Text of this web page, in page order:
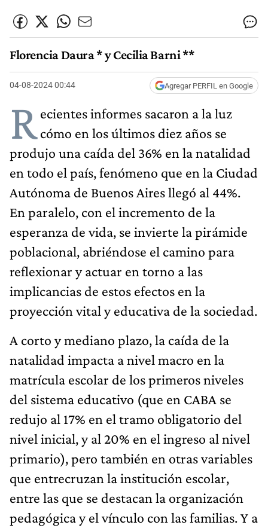
Florencia Daura * y Cecilia Barni **
04-08-2024 00:44 Agregar PERFIL en Google
Recientes informes sacaron a la luz
cómo en los últimos diez años se
produjo una caída del 36% en la natalidad
en todo el país, fenómeno que en la Ciudad
Autónoma de Buenos Aires llegó al 44%.
En paralelo, con el incremento de la
esperanza de vida, se invierte la pirámide
poblacional, abriéndose el camino para
reflexionar y actuar en torno a las
implicancias de estos efectos en la
proyección vital y educativa de la sociedad.
A corto y mediano plazo, la caída de la
natalidad impacta a nivel macro en la
matrícula escolar de los primeros niveles
del sistema educativo (que en CABA se
redujo al 17% en el tramo obligatorio del
nivel inicial, y al 20% en el ingreso al nivel
primario), pero también en otras variables
que entrecruzan la institución escolar,
entre las que se destacan la organización
pedagógica y el vínculo con las familias. Y a